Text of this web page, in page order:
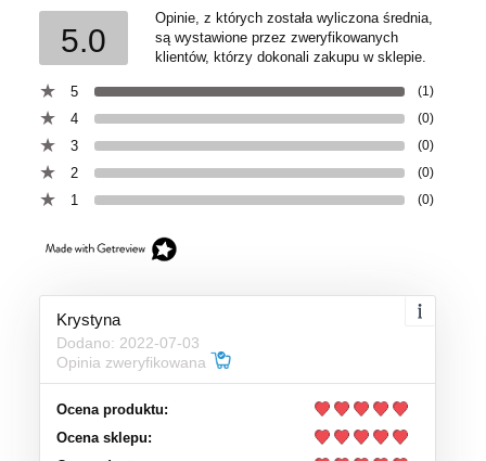
5.0
Opinie, z których została wyliczona średnia,
są wystawione przez zweryfikowanych
klientów, którzy dokonali zakupu w sklepie.
5 (1)
4 (0)
3 (0)
2 (0)
1 (0)
Krystyna
Dodano: 2022-07-03
Opinia zweryfikowana
Ocena produktu:
Ocena sklepu: